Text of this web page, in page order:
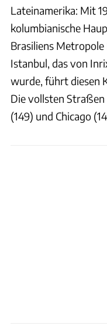
Lateinamerika: Mit
kolumbianische
Brasiliens Metropole
Istanbul, das von
wurde, führt diesen
Die vollsten
(149) und Chicago